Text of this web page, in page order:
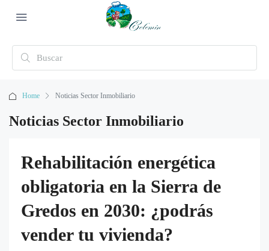
Home Noticias Sector Inmobiliario
Noticias Sector Inmobiliario
Rehabilitación energética
obligatoria en la Sierra de
Gredos en 2030: ¿podrás
vender tu vivienda?